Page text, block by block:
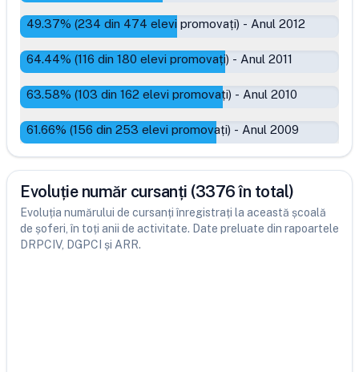
49.37% (234 din 474 elevi promovați) - Anul 2012
64.44% (116 din 180 elevi promovați) - Anul 2011
63.58% (103 din 162 elevi promovați) - Anul 2010
61.66% (156 din 253 elevi promovați) - Anul 2009
Evoluție număr cursanți (3376 în total)
Evoluția numărului de cursanți înregistrați la această școală
de șoferi, în toți anii de activitate. Date preluate din rapoartele
DRPCIV, DGPCI și ARR.